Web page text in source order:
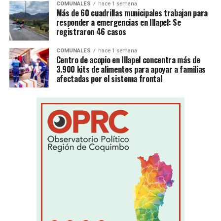
COMUNALES hace 1 semana
Más de 60 cuadrillas municipales trabajan para
responder a emergencias en Illapel: Se
registraron 46 casos
COMUNALES hace 1 semana
Centro de acopio en Illapel concentra más de
3.900 kits de alimentos para apoyar a familias
afectadas por el sistema frontal